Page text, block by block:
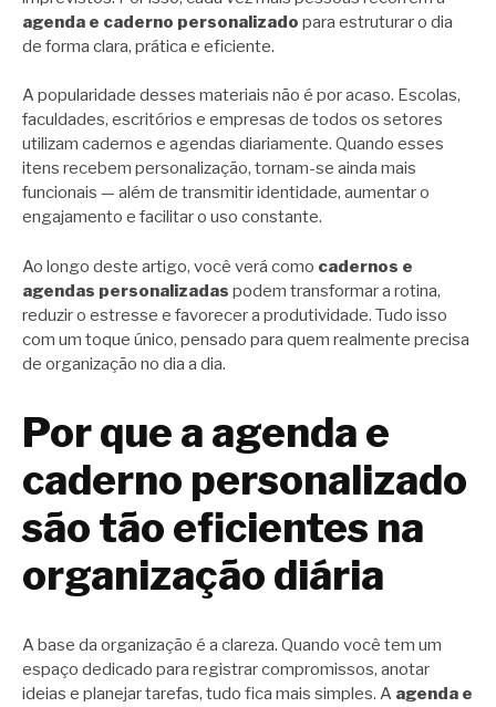
agenda e caderno personalizado para estruturar o dia
de forma clara, prática e eficiente.
A popularidade desses materiais não é por acaso. Escolas,
faculdades, escritórios e empresas de todos os setores
utilizam cadernos e agendas diariamente. Quando esses
itens recebem personalização, tornam-se ainda mais
funcionais — além de transmitir identidade, aumentar o
engajamento e facilitar o uso constante.
Ao longo deste artigo, você verá como cadernos e
agendas personalizadas podem transformar a rotina,
reduzir o estresse e favorecer a produtividade. Tudo isso
com um toque único, pensado para quem realmente precisa
de organização no dia a dia.
Por que a agenda e
caderno personalizado
são tão eficientes na
organização diária
A base da organização é a clareza. Quando você tem um
espaço dedicado para registrar compromissos, anotar
ideias e planejar tarefas, tudo fica mais simples. A agenda e